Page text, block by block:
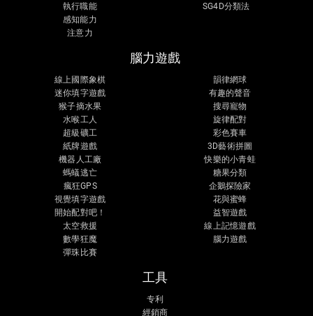
執行職能
感知能力
注意力
SG4D分類法
腦力遊戲
線上國際象棋
迷你填字遊戲
猴子摘水果
水喉工人
超級礦工
紙牌遊戲
機器人工廠
螞蟻逃亡
瘋狂GPS
視覺填字遊戲
開始配對吧！
太空救援
數學狂魔
彈珠比賽
韻律網球
有趣的聲音
搜尋寵物
旋律配對
彩色賽車
3D藝術拼圖
快樂的小青蛙
糖果分類
企鵝探險家
花與蜜蜂
益智遊戲
線上記憶遊戲
腦力遊戲
工具
专利
經銷商